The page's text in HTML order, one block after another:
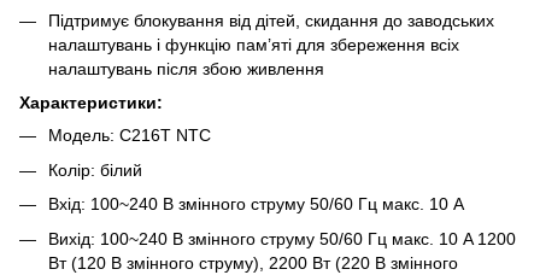
Підтримує блокування від дітей, скидання до заводських
налаштувань і функцію пам’яті для збереження всіх
налаштувань після збою живлення
Характеристики:
Модель: C216T NTC
Колір: білий
Вхід: 100~240 В змінного струму 50/60 Гц макс. 10 А
Вихід: 100~240 В змінного струму 50/60 Гц макс. 10 A 1200
Вт (120 В змінного струму), 2200 Вт (220 В змінного